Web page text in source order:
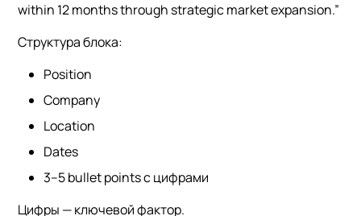
within 12 months through strategic market expansion.”
Структура блока:
Position
Company
Location
Dates
3–5 bullet points с цифрами
Цифры — ключевой фактор.